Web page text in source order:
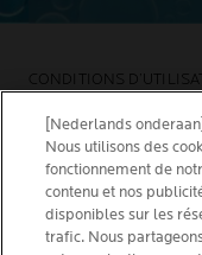
CONDITIONS
NOUS CONTACTER
PRIVACY POLICY
SITEMAP
COOKIES POLICY
NEWSLETTER
FOUNDATION LA
CHOISIS TON PAYS
[Nederlands onderaan]
Nous utilisons des
fonctionnement de
contenu et nos
disponibles sur les
trafic. Nous